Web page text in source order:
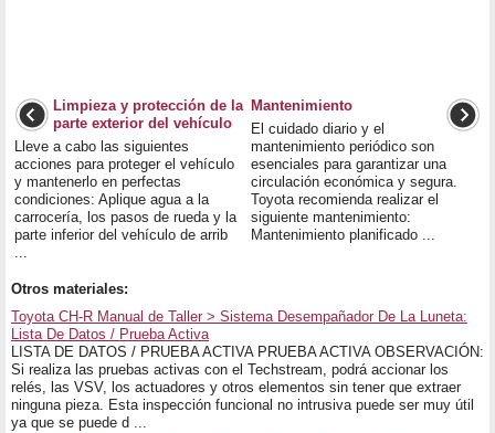
Limpieza y protección de la
parte exterior del vehículo
Lleve a cabo las siguientes
acciones para proteger el vehículo
y mantenerlo en perfectas
condiciones: Aplique agua a la
carrocería, los pasos de rueda y la
parte inferior del vehículo de arrib
...
Mantenimiento
El cuidado diario y el
mantenimiento periódico son
esenciales para garantizar una
circulación económica y segura.
Toyota recomienda realizar el
siguiente mantenimiento:
Mantenimiento planificado ...
Otros materiales:
Toyota CH-R Manual de Taller > Sistema Desempañador De La Luneta:
Lista De Datos / Prueba Activa
LISTA DE DATOS / PRUEBA ACTIVA PRUEBA ACTIVA OBSERVACIÓN:
Si realiza las pruebas activas con el Techstream, podrá accionar los
relés, las VSV, los actuadores y otros elementos sin tener que extraer
ninguna pieza. Esta inspección funcional no intrusiva puede ser muy útil
ya que se puede d ...